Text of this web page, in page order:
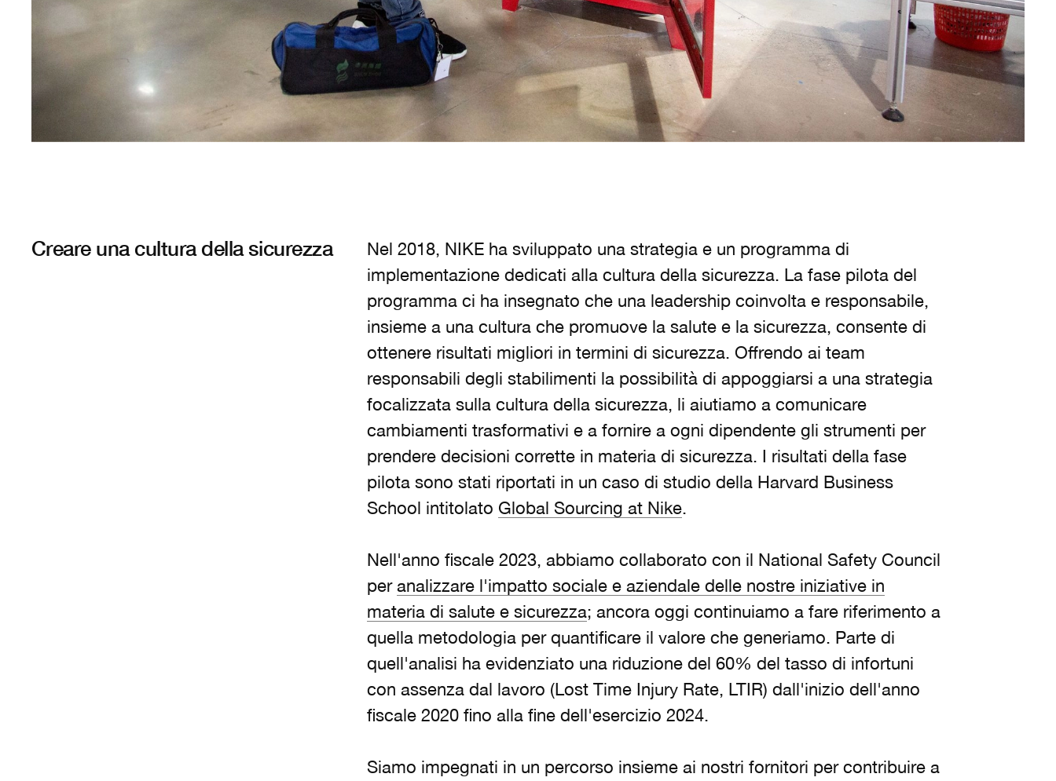
Creare una cultura della sicurezza
Nel 2018, NIKE ha sviluppato una strategia e un programma di
implementazione dedicati alla cultura della sicurezza. La fase pilota del
programma ci ha insegnato che una leadership coinvolta e responsabile,
insieme a una cultura che promuove la salute e la sicurezza, consente di
ottenere risultati migliori in termini di sicurezza. Offrendo ai team
responsabili degli stabilimenti la possibilità di appoggiarsi a una strategia
focalizzata sulla cultura della sicurezza, li aiutiamo a comunicare
cambiamenti trasformativi e a fornire a ogni dipendente gli strumenti per
prendere decisioni corrette in materia di sicurezza. I risultati della fase
pilota sono stati riportati in un caso di studio della Harvard Business
School intitolato Global Sourcing at Nike.
Nell'anno fiscale 2023, abbiamo collaborato con il National Safety Council
peranalizzare l'impatto sociale e aziendale delle nostre iniziative in
materia di salute e sicurezza; ancora oggi continuiamo a fare riferimento a
quella metodologia per quantificare il valore che generiamo. Parte di
quell'analisi ha evidenziato una riduzione del 60% del tasso di infortuni
con assenza dal lavoro (Lost Time Injury Rate, LTIR) dall'inizio dell'anno
fiscale 2020 fino alla fine dell'esercizio 2024.
Siamo impegnati in un percorso insieme ai nostri fornitori per contribuire a